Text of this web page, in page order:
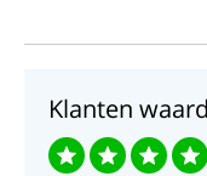
Klanten